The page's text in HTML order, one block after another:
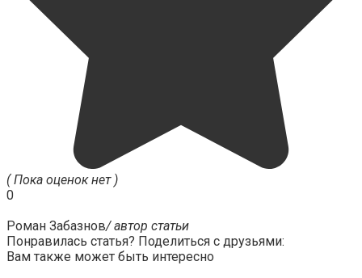
( Пока оценок нет )
0
Роман Забазнов/ автор статьи
Понравилась статья? Поделиться с друзьями:
Вам также может быть интересно